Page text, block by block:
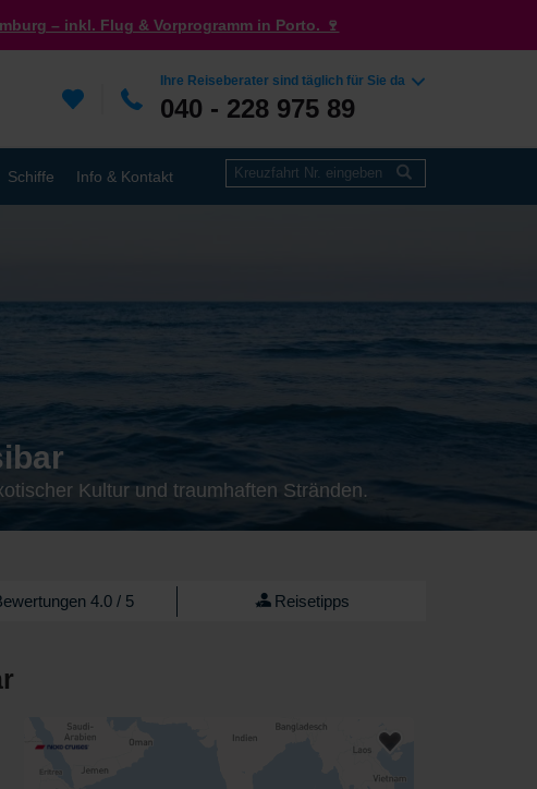
– inkl. Flug & Vorprogramm in Porto. 🍷
Ihre Reiseberater sind täglich für Sie da
040 - 228 975 89
Schiffe Info & Kontakt
Kultur und traumhaften Stränden.
4.0 / 5 Reisetipps